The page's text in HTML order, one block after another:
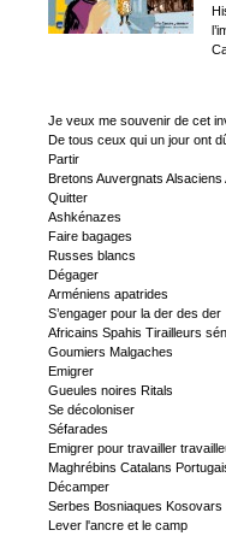
Je veux me souvenir de cet
De tous ceux qui un jour ont
Partir
Bretons Auvergnats Alsaciens
Quitter
Ashkénazes
Faire bagages
Russes blancs
Dégager
Arméniens apatrides
S’engager pour la der des der
Africains Spahis Tirailleurs
Goumiers Malgaches
Emigrer
Gueules noires Ritals
Se décoloniser
Séfarades
Emigrer pour travailler
Maghrébins Catalans
Décamper
Serbes Bosniaques
Lever l'ancre et le camp